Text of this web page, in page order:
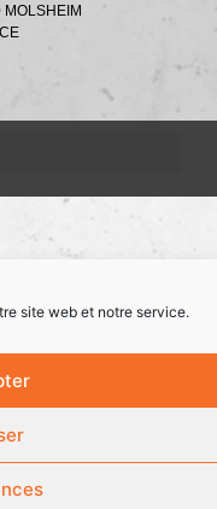
site web et notre service.